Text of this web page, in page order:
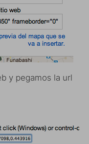
y pegamos la url